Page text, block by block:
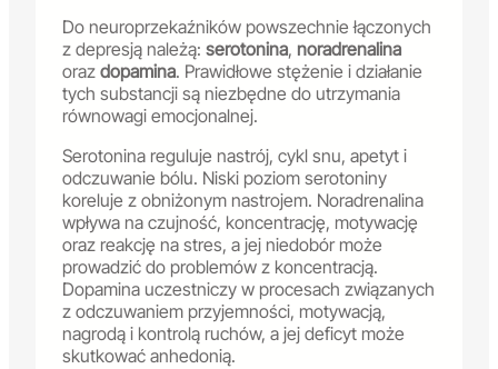
Do neuroprzekaźników powszechnie łączonych
z depresją należą: serotonina, noradrenalina
oraz dopamina. Prawidłowe stężenie i działanie
tych substancji są niezbędne do utrzymania
równowagi emocjonalnej.
Serotonina reguluje nastrój, cykl snu, apetyt i
odczuwanie bólu. Niski poziom serotoniny
koreluje z obniżonym nastrojem. Noradrenalina
wpływa na czujność, koncentrację, motywację
oraz reakcję na stres, a jej niedobór może
prowadzić do problemów z koncentracją.
Dopamina uczestniczy w procesach związanych
z odczuwaniem przyjemności, motywacją,
nagrodą i kontrolą ruchów, a jej deficyt może
skutkować anhedonią.